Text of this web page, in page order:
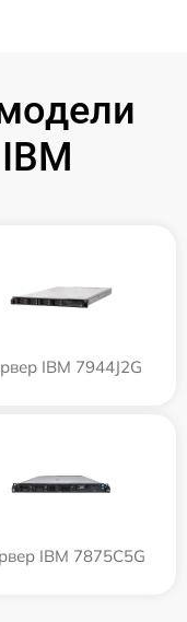
IBM 7944J2G
IBM 7875C5G